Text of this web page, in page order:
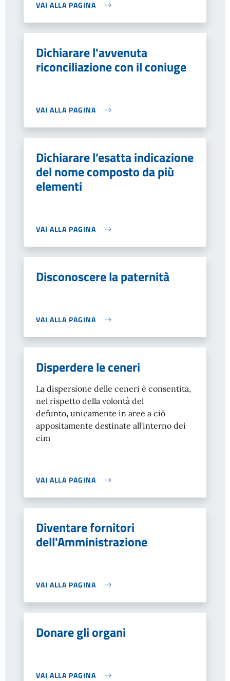
VAI ALLA PAGINA
Dichiarare l'avvenuta
riconciliazione con il coniuge
VAI ALLA PAGINA
Dichiarare l’esatta indicazione
del nome composto da più
elementi
VAI ALLA PAGINA
Disconoscere la paternità
VAI ALLA PAGINA
Disperdere le ceneri
La dispersione delle ceneri è consentita,
nel rispetto della volontà del
defunto, unicamente in aree a ciò
appositamente destinate all'interno dei
cim
VAI ALLA PAGINA
Diventare fornitori
dell'Amministrazione
VAI ALLA PAGINA
Donare gli organi
VAI ALLA PAGINA